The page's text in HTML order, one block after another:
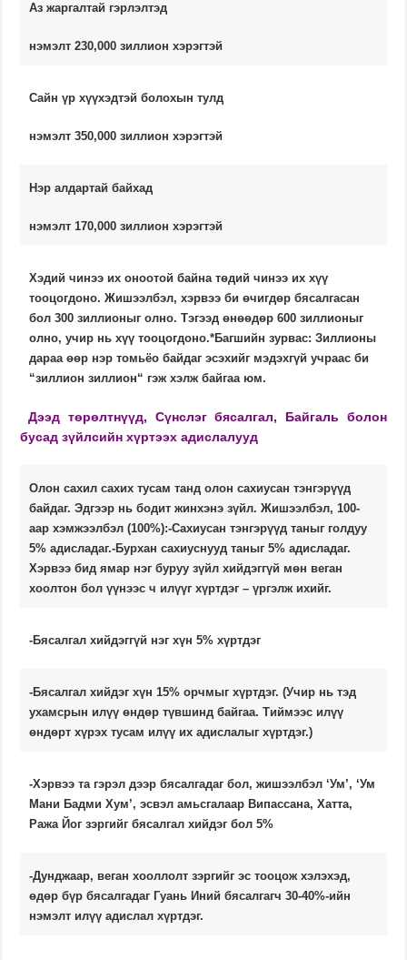
Аз жаргалтай гэрлэлтэд
нэмэлт 230,000 зиллион хэрэгтэй
Сайн үр хүүхэдтэй болохын тулд
нэмэлт 350,000 зиллион хэрэгтэй
Нэр алдартай байхад
нэмэлт 170,000 зиллион хэрэгтэй
Хэдий чинээ их оноотой байна төдий чинээ их хүү
тооцогдоно. Жишээлбэл, хэрвээ би өчигдөр бясалгасан
бол 300 зиллионыг олно. Тэгээд өнөөдөр 600 зиллионыг
олно, учир нь хүү тооцогдоно.*Багшийн зурвас: Зиллионы
дараа өөр нэр томьёо байдаг эсэхийг мэдэхгүй учраас би
“зиллион зиллион“ гэж хэлж байгаа юм.
Дээд төрөлтнүүд, Сүнслэг бясалгал, Байгаль болон
бусад зүйлсийн хүртээх адислалууд
Олон сахил сахих тусам танд олон сахиусан тэнгэрүүд
байдаг. Эдгээр нь бодит жинхэнэ зүйл. Жишээлбэл, 100-
аар хэмжээлбэл (100%):-Сахиусан тэнгэрүүд таныг голдуу
5% адисладаг.-Бурхан сахиуснууд таныг 5% адисладаг.
Хэрвээ бид ямар нэг буруу зүйл хийдэггүй мөн веган
хоолтон бол үүнээс ч илүүг хүртдэг – үргэлж ихийг.
-Бясалгал хийдэггүй нэг хүн 5% хүртдэг
-Бясалгал хийдэг хүн 15% орчмыг хүртдэг. (Учир нь тэд
ухамсрын илүү өндөр түвшинд байгаа. Тиймээс илүү
өндөрт хүрэх тусам илүү их адислалыг хүртдэг.)
-Хэрвээ та гэрэл дээр бясалгадаг бол, жишээлбэл ‘Ум’, ‘Ум
Мани Бадми Хум’, эсвэл амьсгалаар Випассана, Хатта,
Ража Йог зэргийг бясалгал хийдэг бол 5%
-Дунджаар, веган хооллолт зэргийг эс тооцож хэлэхэд,
өдөр бүр бясалгадаг Гуань Иний бясалгагч 30-40%-ийн
нэмэлт илүү адислал хүртдэг.